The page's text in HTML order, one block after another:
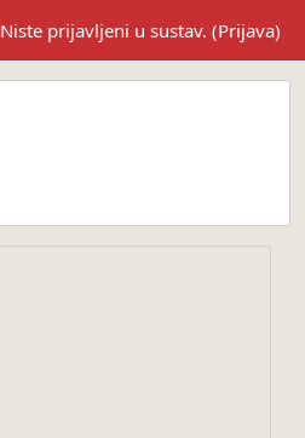
Niste prijavljeni u sustav. (Prijava)